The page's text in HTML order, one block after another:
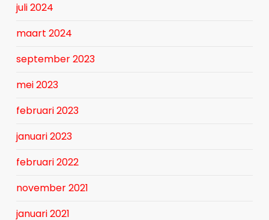
juli 2024
maart 2024
september 2023
mei 2023
februari 2023
januari 2023
februari 2022
november 2021
januari 2021